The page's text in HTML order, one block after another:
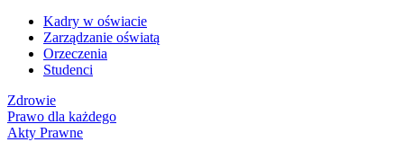
Kadry w oświacie
Zarządzanie oświatą
Orzeczenia
Studenci
Zdrowie
Prawo dla każdego
Akty Prawne